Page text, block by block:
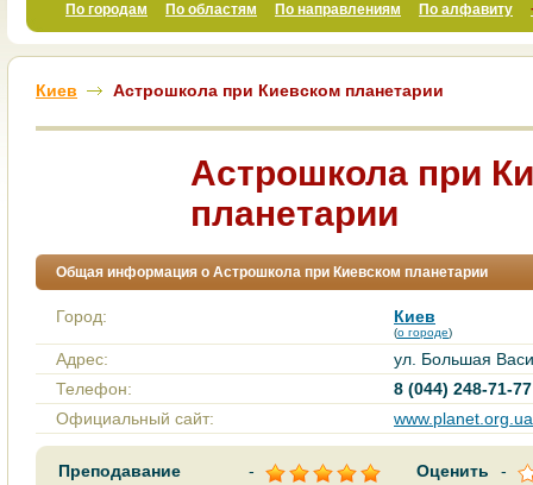
По городам По областям По направлениям По алфавиту
Киев Астрошкола при Киевском планетарии
Астрошкола при
планетарии
Общая информация о Астрошкола при Киевском планетарии
Город: Киев
(о городе)
Адрес:
ул. Большая
Телефон:
8 (044) 248-71-77
Официальный сайт:
Преподавание - Оценить
-